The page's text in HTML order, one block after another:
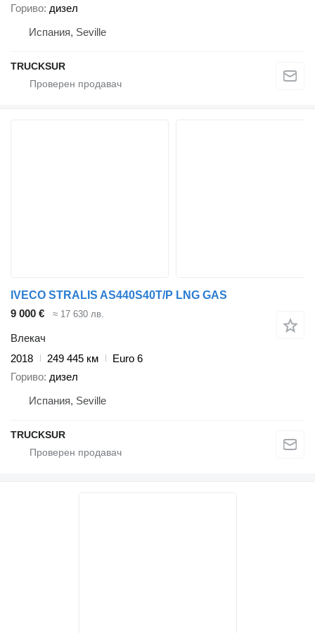
Гориво дизел
Испания, Seville
TRUCKSUR
IVECO STRALIS AS440S40T/P LNG GAS
9 000 €
≈ 17 630 лв.
Влекач
2018
249 445 км
Euro 6
Гориво дизел
Испания, Seville
TRUCKSUR